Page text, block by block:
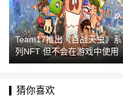
Team17推出《百战天虫》系
列NFT 但不会在游戏中使用
猜你喜欢